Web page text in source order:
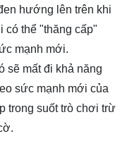
hướng lên trên khi
có thể "thăng cấp"
mạnh mới.
sẽ mất đi khả năng
sức mạnh mới của
trong suốt trò chơi trừ